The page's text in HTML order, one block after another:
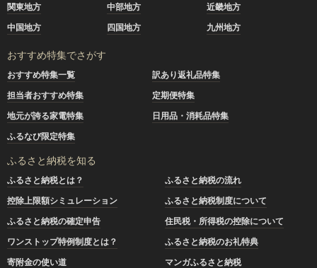
関東地方
中部地方
近畿地方
中国地方
四国地方 九州地方
おすすめ特集でさがす
おすすめ特集一覧
訳あり返礼品特集
担当者おすすめ特集
定期便特集
地元が誇る家電特集
日用品・消耗品特集
ふるなび限定特集
ふるさと納税を知る
ふるさと納税とは？
ふるさと納税の流れ
控除上限額シミュレーション
ふるさと納税制度について
ふるさと納税の確定申告
住民税・所得税の控除について
ワンストップ特例制度とは？
ふるさと納税のお礼特典
寄附金の使い道
マンガふるさと納税